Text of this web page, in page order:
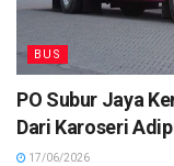
BUS
PO Subur Jaya
Dari Karoseri
17/06/2026